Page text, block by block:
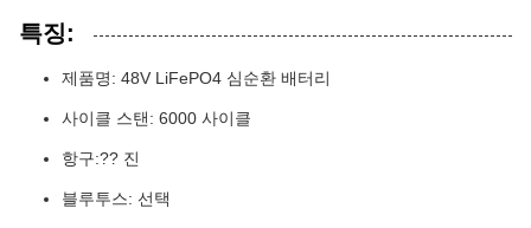
특징:
제품명: 48V LiFePO4 심순환 배터리
사이클 스탠: 6000 사이클
항구:?? 진
블루투스: 선택